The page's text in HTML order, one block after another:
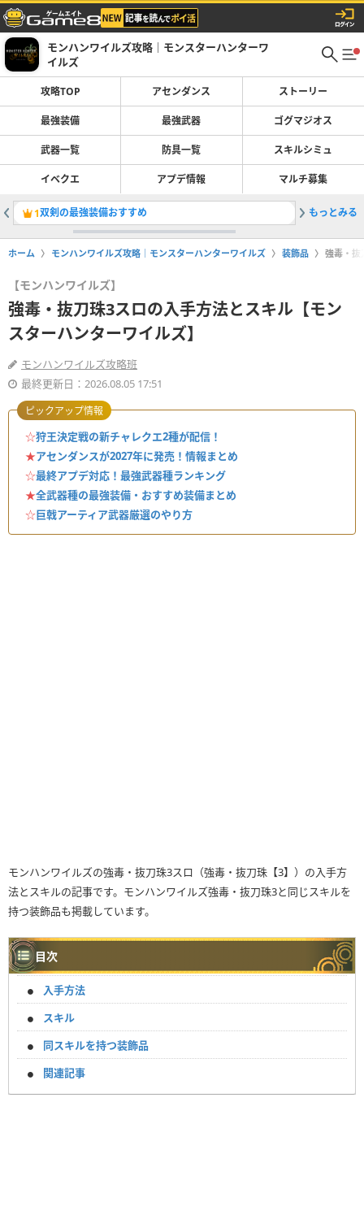
モンハンワイルズ攻略｜モンスターハンターワ
イルズ
攻略TOP アセンダンス ストーリー
最強装備 最強武器 ゴグマジオス
武器一覧 防具一覧 スキルシミュ
イベクエ アプデ情報 マルチ募集
1双剣の最強装備おすすめ 2散弾ヘ
もっとみる
ホーム モンハンワイルズ攻略｜モンスターハンターワイルズ 装飾品 強毒・抜
【モンハンワイルズ】
強毒・抜刀珠3スロの入手方法とスキル【モン
スターハンターワイルズ】
モンハンワイルズ攻略班
最終更新日：2026.08.05 17:51
☆狩王決定戦の新チャレクエ2種が配信！
★アセンダンスが2027年に発売！情報まとめ
☆最終アプデ対応！最強武器種ランキング
★全武器種の最強装備・おすすめ装備まとめ
☆巨戟アーティア武器厳選のやり方
ピックアップ情報
モンハンワイルズの強毒・抜刀珠3スロ（強毒・抜刀珠【3】）の入手方
法とスキルの記事です。モンハンワイルズ強毒・抜刀珠3と同じスキルを
持つ装飾品も掲載しています。
目次
入手方法
スキル
同スキルを持つ装飾品
関連記事